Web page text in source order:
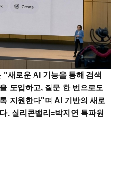
"새로운 AI 기능을 통해 검색
도입하고, 질문 한 번으로도
지원한다"며 AI 기반의 새로
. 실리콘밸리=박지연 특파원